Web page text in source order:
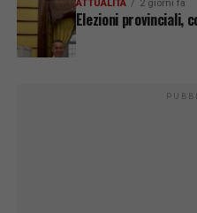
ATTUALITÀ 2 giorni fa
Elezioni provinciali,